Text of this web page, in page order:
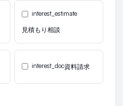
interest_estimate
見積もり相談
interest_doc資料請求